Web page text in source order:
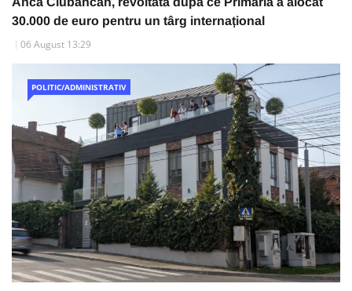
30.000 de euro pentru un târg internațional
06 August 13:29
POLITIC/ADMINISTRATIV